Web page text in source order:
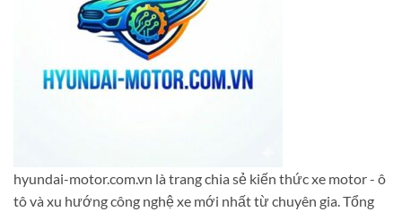
hyundai-motor.com.vn là trang chia sẻ kiến thức xe motor - ô
tô và xu hướng công nghệ xe mới nhất từ chuyên gia. Tổng